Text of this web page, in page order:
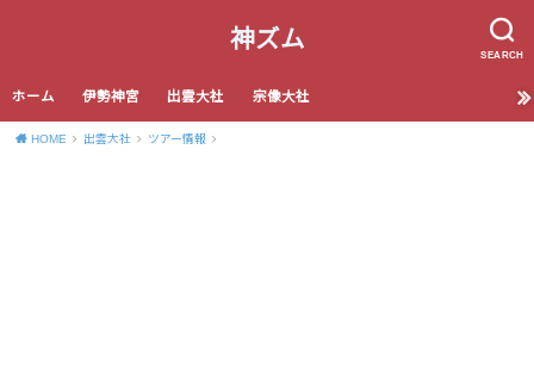
SEARCH
神ズム
ホーム 伊勢神宮 出雲大社 宗像大社
HOME 出雲大社 ツアー情報